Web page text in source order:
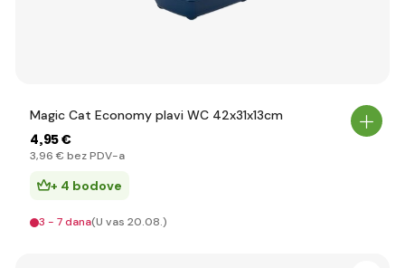
Magic Cat Economy plavi WC 42x31x13cm
4,95 €
3,96 € bez PDV-a
+ 4 bodove
3 - 7 dana(U vas 20.08.)